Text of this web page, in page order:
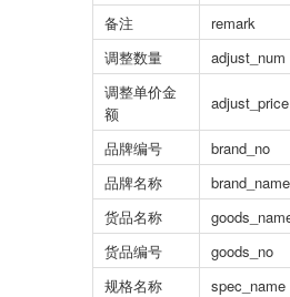
备注
remark
调整数量
adjust_num
调整单价金
额
adjust_price
品牌编号
brand_no
品牌名称
brand_name
货品名称
货品编号
goods_no
规格名称
spec_name